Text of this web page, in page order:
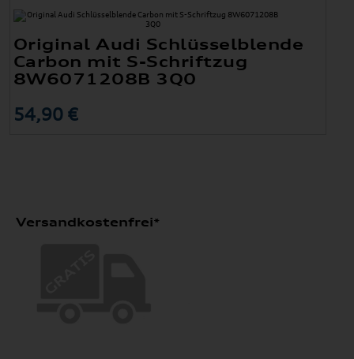
Original Audi Schlüsselblende
Carbon mit S-Schriftzug
8W6071208B 3Q0
54,90 €
Versandkostenfrei*